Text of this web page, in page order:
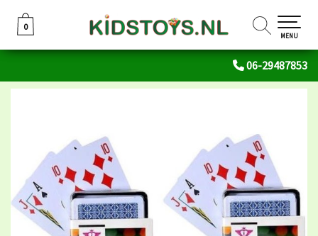
06-29487853
0
0
MENU